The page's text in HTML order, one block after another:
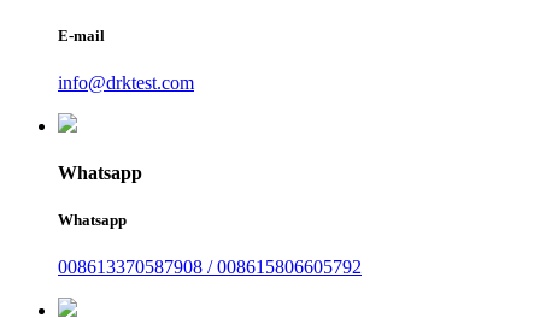
E-mail
info@drktest.com
Whatsapp
Whatsapp
008613370587908 / 008615806605792